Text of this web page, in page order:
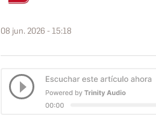
08 jun. 2026 - 15:18